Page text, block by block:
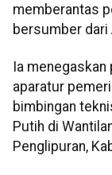
memberantas
bersumber dari
Ia
aparatur
bimbingan
Putih di
Penglipuran,